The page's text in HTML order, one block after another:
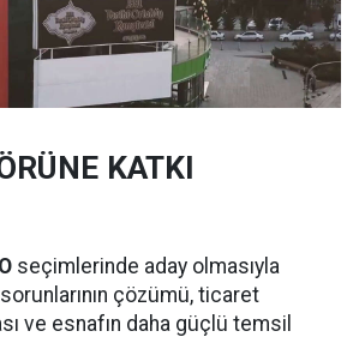
KATKI
seçimlerinde aday olmasıyla
çözümü, ticaret
ve esnafın daha güçlü temsil